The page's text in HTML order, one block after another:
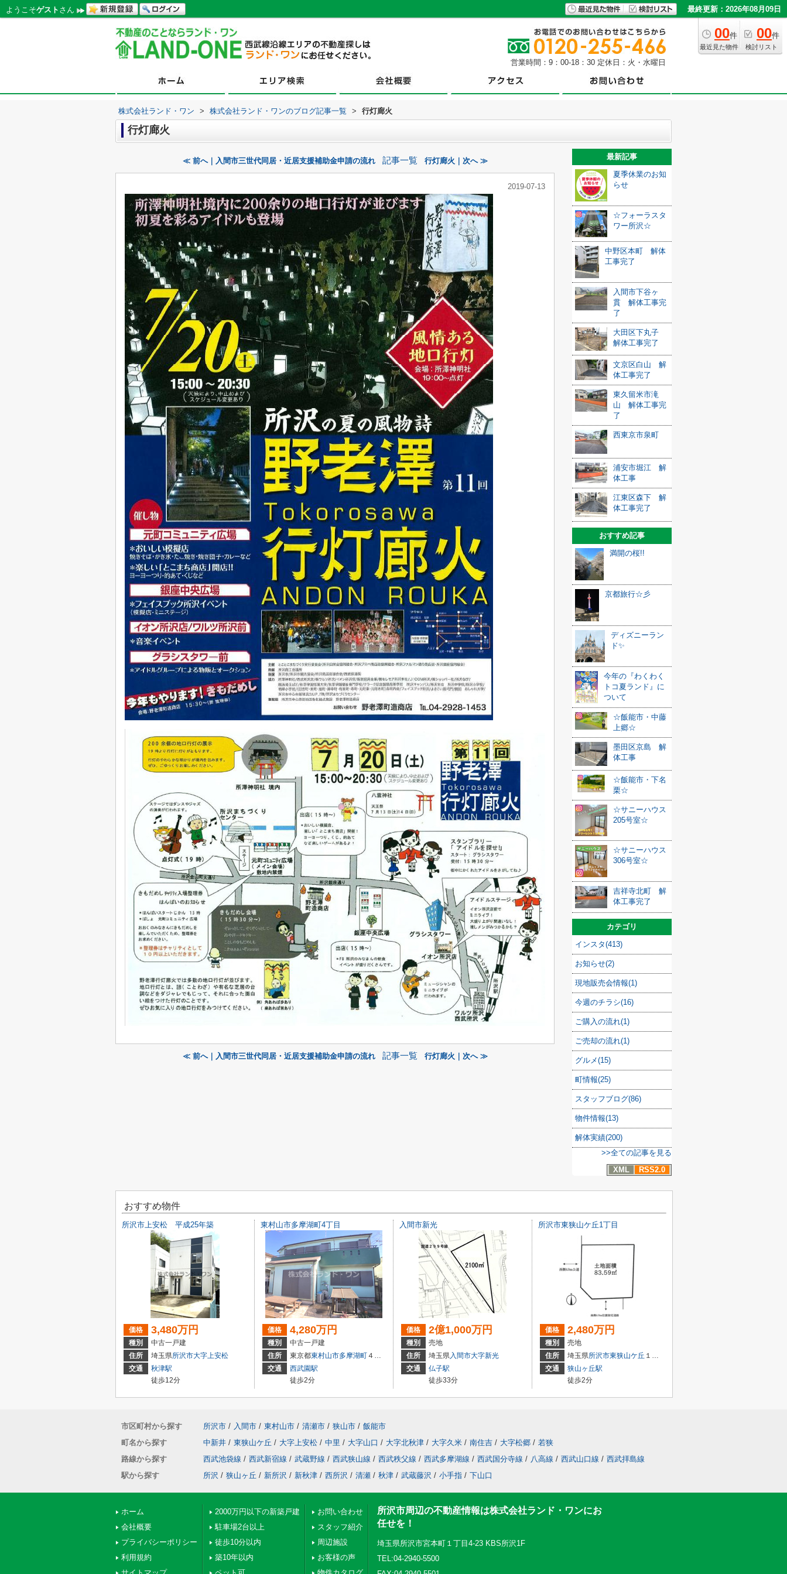
ようこそゲスト さん 最終更新：2026年08月09日
00件
最近見た物件
00件
検討リスト
営業時間：9：00-18：30 定休日：火・水曜日
株式会社ランド・ワン > 株式会社ランド・ワンのブログ記事一覧 > 行灯廊火
行灯廊火
≪ 前へ｜入間市三世代同居・近居支援補助金申請の流れ 記事一覧 行灯廊火｜次へ ≫
2019-07-13
≪ 前へ｜入間市三世代同居・近居支援補助金申請の流れ 記事一覧 行灯廊火｜次へ ≫
最新記事
夏季休業のお知
らせ
☆フォーラスタ
ワー所沢☆
中野区本町 解体
工事完了
入間市下谷ヶ
貫 解体工事完
了
大田区下丸子
解体工事完了
文京区白山 解
体工事完了
東久留米市滝
山 解体工事完
了
西東京市泉町
浦安市堀江 解
体工事
江東区森下 解
体工事完了
おすすめ記事
満開の桜!!
京都旅行☆彡
ディズニーラン
ド✨
今年の『わくわく
トコ夏ランド』に
ついて
☆飯能市・中藤
上郷☆
墨田区京島 解
体工事
☆飯能市・下名
栗☆
☆サニーハウス
205号室☆
☆サニーハウス
306号室☆
吉祥寺北町 解
体工事完了
カテゴリ
インスタ(413)
お知らせ(2)
現地販売会情報(1)
今週のチラシ(16)
ご購入の流れ(1)
ご売却の流れ(1)
グルメ(15)
町情報(25)
スタッフブログ(86)
物件情報(13)
解体実績(200)
>>全ての記事を見る
XML
RSS2.0
おすすめ物件
所沢市上安松 平成25年築
価格 3,480万円
種別
中古一戸建
住所
埼玉県所沢市大字上安松
交通
秋津駅
徒歩12分
東村山市多摩湖町4丁目
価格 4,280万円
種別
中古一戸建
住所
東京都東村山市多摩湖町４丁目
交通
西武園駅
徒歩2分
入間市新光
価格 2億1,000万円
種別
売地
住所
埼玉県入間市大字新光
交通
仏子駅
徒歩33分
所沢市東狭山ケ丘1丁目
価格 2,480万円
種別
売地
住所
埼玉県所沢市東狭山ケ丘 １丁目
交通
狭山ヶ丘駅
徒歩2分
市区町村から探す 所沢市 / 入間市 / 東村山市 / 清瀬市 / 狭山市 / 飯能市
町名から探す
中新井 / 東狭山ケ丘 / 大字上安松 / 中里 / 大字山口 / 大字北秋津 / 大字久米 / 南住吉 / 大字松郷 / 若狭
路線から探す
西武池袋線 / 西武新宿線 / 武蔵野線 / 西武狭山線 / 西武秩父線 / 西武多摩湖線 / 西武国分寺線 / 八高線 / 西武山口線 / 西武拝島線
駅から探す
所沢 / 狭山ヶ丘 / 新所沢 / 新秋津 / 西所沢 / 清瀬 / 秋津 / 武蔵藤沢 / 小手指 / 下山口
ホーム
会社概要
プライバシーポリシー
利用規約
2000万円以下の新築戸建
駐車場2台以上
徒歩10分以内
築10年以内
お問い合わせ
スタッフ紹介
周辺施設
お客様の声
所沢市周辺の不動産情報は株式会社ランド・ワンにお
任せを！
埼玉県所沢市宮本町１丁目4-23 KBS所沢1F
TEL:04-2940-5500